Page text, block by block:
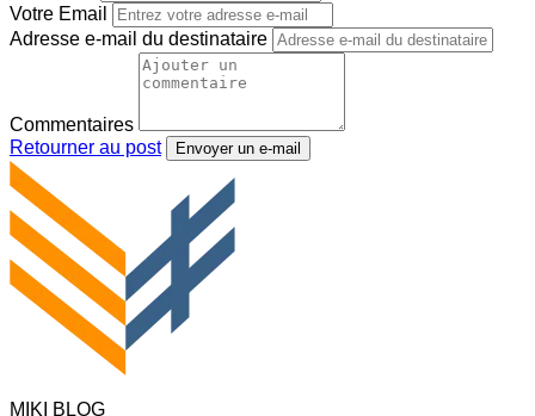
Votre Email
Adresse e-mail du destinataire
Commentaires
Retourner au post
Envoyer un e-mail
MIKI BLOG